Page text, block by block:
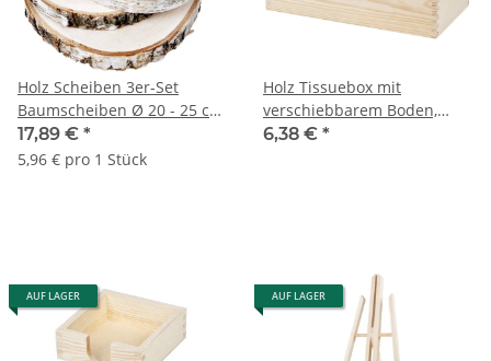
Holz Scheiben 3er-Set
Baumscheiben Ø 20 - 25 cm,
2,5 cm stark
17,89 € *
5,96 € pro 1 Stück
Holz Tissuebox mit
verschiebbarem Boden,
Taschentuchbox
6,38 € *
AUF LAGER AUF LAGER